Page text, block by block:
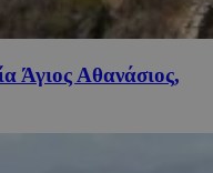
Άγιος Αθανάσιος,